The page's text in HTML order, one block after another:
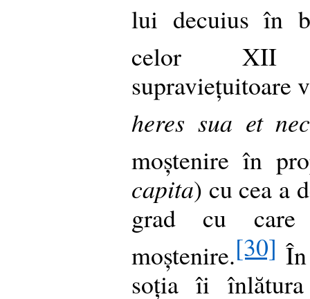
lui decuius în
celor XII
supraviețuitoare
heres sua et
moștenire în
capita) cu cea a
grad cu care
moștenire.[30]
soția îi